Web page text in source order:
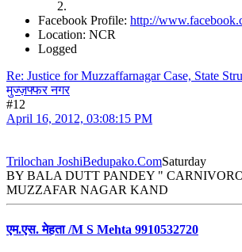
Facebook Profile: http://
Location: NCR
Logged
Re: Justice for Muzzaffarnagar Case, State
मुज्ज़फ्फर नगर
#12
April 16, 2012, 03:08:15 PM
Trilochan JoshiBedupako.ComSaturday
BY BALA DUTT PANDEY "
MUZZAFAR NAGAR KAND
एम.एस. मेहता /M S Mehta 9910532720